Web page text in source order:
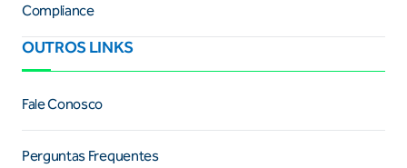
Compliance
OUTROS LINKS
Fale Conosco
Perguntas Frequentes